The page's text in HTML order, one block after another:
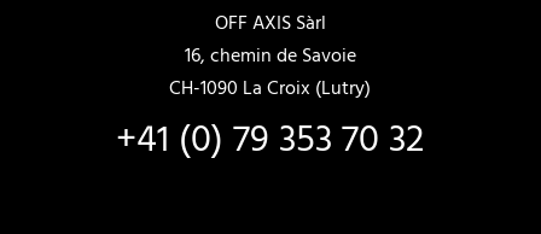
OFF AXIS Sàrl
16, chemin de Savoie
CH-1090 La Croix (Lutry)
+41 (0) 79 353 70 32